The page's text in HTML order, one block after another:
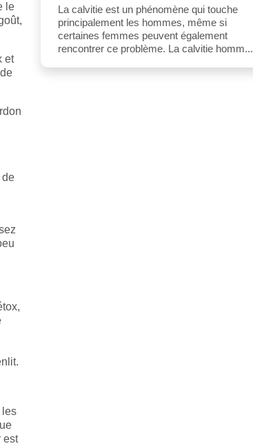
le
et
de
les
est
La calvitie est un phénomène qui touche
principalement les hommes, même si
certaines femmes peuvent également
rencontrer ce problème. La calvitie homm...